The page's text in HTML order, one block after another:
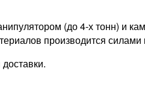
(до 4-х тонн) и
производится силами